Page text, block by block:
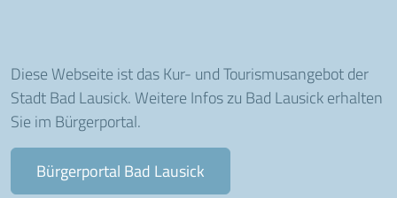
Diese Webseite ist das Kur- und Tourismusangebot der
Stadt Bad Lausick. Weitere Infos zu Bad Lausick erhalten
Sie im Bürgerportal.
Bürgerportal Bad Lausick